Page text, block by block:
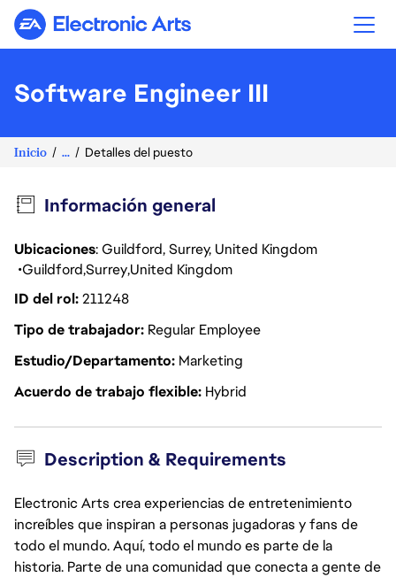
Electronic Arts
Software Engineer III
Inicio ... Detalles del puesto
Información general
Ubicaciones: Guildford, Surrey, United Kingdom
GuildfordSurreyUnited Kingdom
ID del rol211248
Tipo de trabajador Regular Employee
Estudio/Departamento Marketing
Acuerdo de trabajo flexible Hybrid
Description & Requirements
Electronic Arts crea experiencias de entretenimiento
increíbles que inspiran a personas jugadoras y fans de
todo el mundo. Aquí, todo el mundo es parte de la
historia. Parte de una comunidad que conecta a gente de